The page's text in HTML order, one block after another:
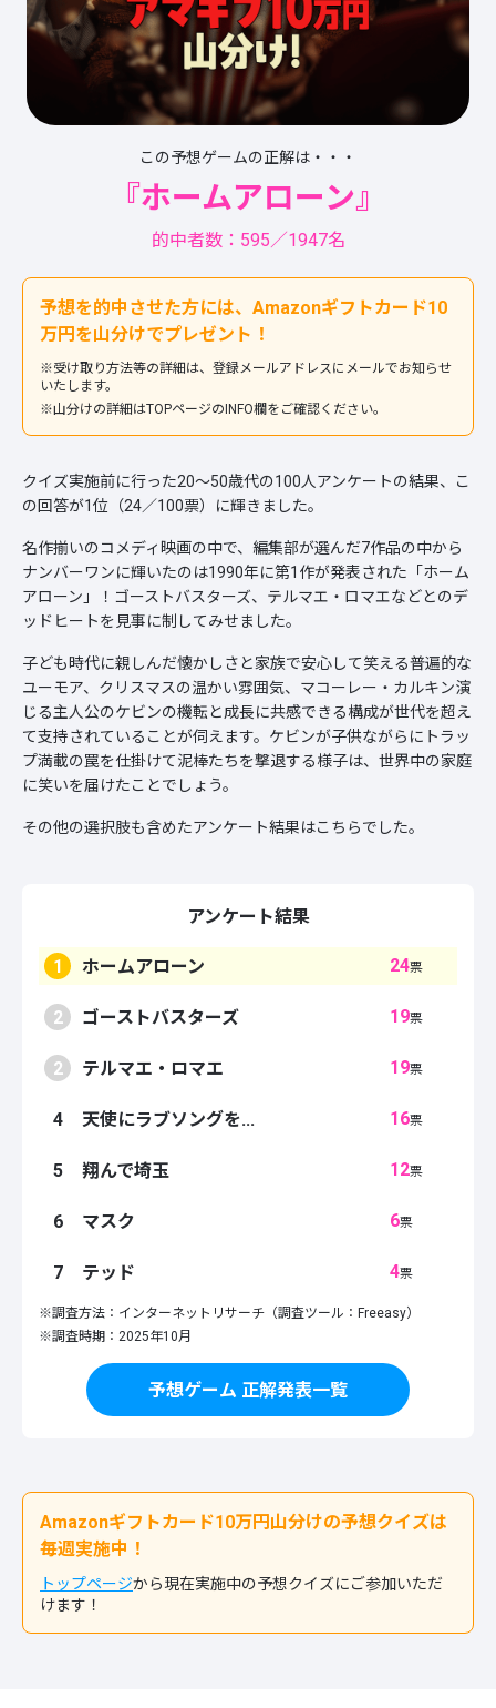
この予想ゲームの正解は・・・
『ホームアローン』
的中者数：595／1947名
予想を的中させた方には、Amazonギフトカード10
万円を山分けでプレゼント！
※受け取り方法等の詳細は、登録メールアドレスにメールでお知らせ
いたします。
※山分けの詳細はTOPページのINFO欄をご確認ください。
クイズ実施前に行った20～50歳代の100人アンケートの結果、こ
の回答が1位（24／100票）に輝きました。
名作揃いのコメディ映画の中で、編集部が選んだ7作品の中から
ナンバーワンに輝いたのは1990年に第1作が発表された「ホーム
アローン」！ゴーストバスターズ、テルマエ・ロマエなどとのデ
ッドヒートを見事に制してみせました。
子ども時代に親しんだ懐かしさと家族で安心して笑える普遍的な
ユーモア、クリスマスの温かい雰囲気、マコーレー・カルキン演
じる主人公のケビンの機転と成長に共感できる構成が世代を超え
て支持されていることが伺えます。ケビンが子供ながらにトラッ
プ満載の罠を仕掛けて泥棒たちを撃退する様子は、世界中の家庭
に笑いを届けたことでしょう。
その他の選択肢も含めたアンケート結果はこちらでした。
アンケート結果
1 ホームアローン 24票
2 ゴーストバスターズ 19票
2 テルマエ・ロマエ 19票
4 天使にラブソングを... 16票
5 翔んで埼玉 12票
6 マスク 6票
7 テッド 4票
※調査方法：インターネットリサーチ（調査ツール：Freeasy）
※調査時期：2025年10月
予想ゲーム 正解発表一覧
Amazonギフトカード10万円山分けの予想クイズは
毎週実施中！
トップページから現在実施中の予想クイズにご参加いただ
けます！